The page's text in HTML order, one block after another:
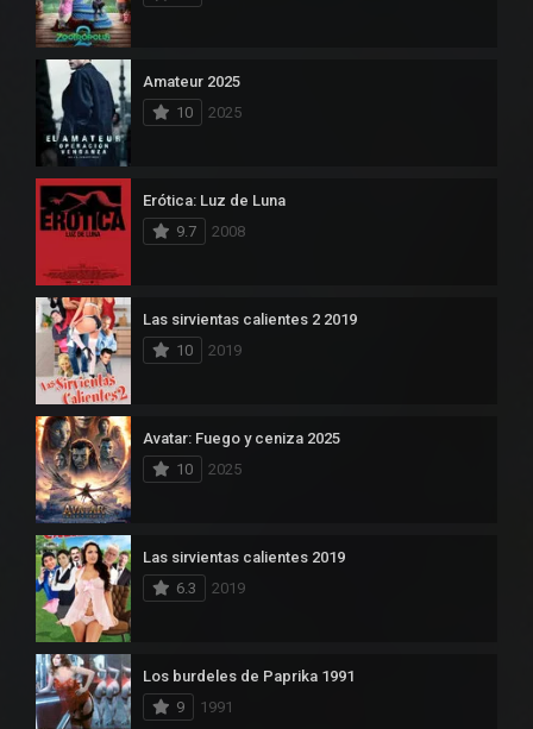
Amateur 2025
10
2025
Erótica: Luz de Luna
9.7
2008
Las sirvientas calientes 2 2019
10
2019
Avatar: Fuego y ceniza 2025
10
2025
Las sirvientas calientes 2019
6.3
2019
Los burdeles de Paprika 1991
9
1991